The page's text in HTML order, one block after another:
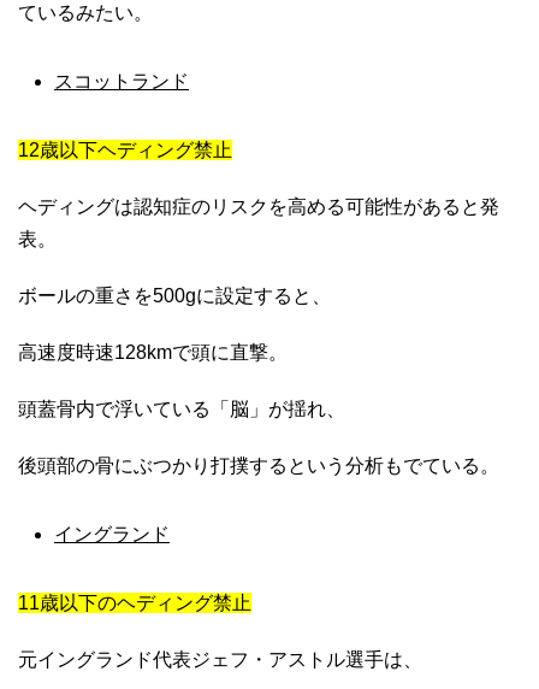
ているみたい。
スコットランド
12歳以下ヘディング禁止
ヘディングは認知症のリスクを高める可能性があると発
表。
ボールの重さを500gに設定すると、
高速度時速128kmで頭に直撃。
頭蓋骨内で浮いている「脳」が揺れ、
後頭部の骨にぶつかり打撲するという分析もでている。
イングランド
11歳以下のヘディング禁止
元イングランド代表ジェフ・アストル選手は、